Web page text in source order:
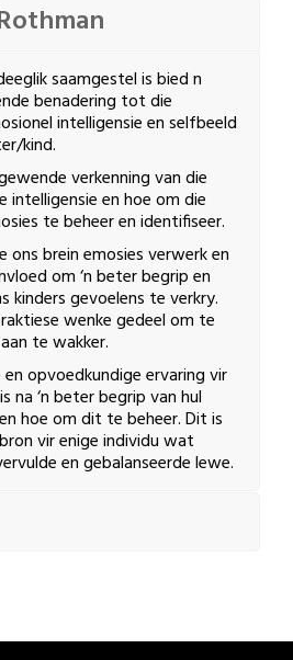
saamgestel is bied n
benadering tot die
intelligensie en selfbeeld
kind.
verkenning van die
intelligensie en hoe om die
te beheer en identifiseer.
ons brein emosies verwerk en
om ‘n beter begrip en
kinders gevoelens te verkry.
wenke gedeel om te
te wakker.
opvoedkundige ervaring vir
na ‘n beter begrip van hul
hoe om dit te beheer. Dit is
vir enige individu wat
en gebalanseerde lewe.